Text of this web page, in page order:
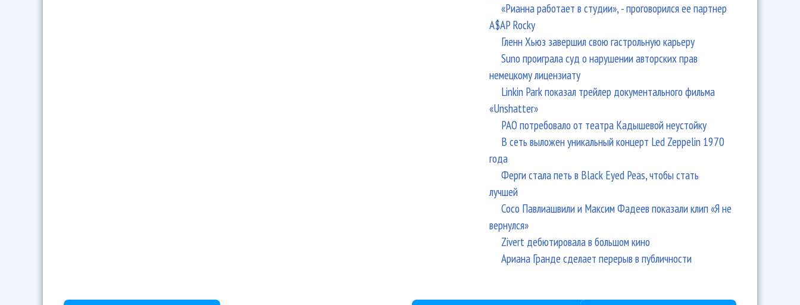
«Рианна работает в студии», - проговорился ее партнер
A$AP Rocky
Гленн Хьюз завершил свою гастрольную карьеру
Suno проиграла суд о нарушении авторских прав
немецкому лицензиату
Linkin Park показал трейлер документального фильма
«Unshatter»
РАО потребовало от театра Кадышевой неустойку
В сеть выложен уникальный концерт Led Zeppelin 1970
года
Ферги стала петь в Black Eyed Peas, чтобы стать
лучшей
Сосо Павлиашвили и Максим Фадеев показали клип «Я не
вернулся»
Zivert дебютировала в большом кино
Ариана Гранде сделает перерыв в публичности